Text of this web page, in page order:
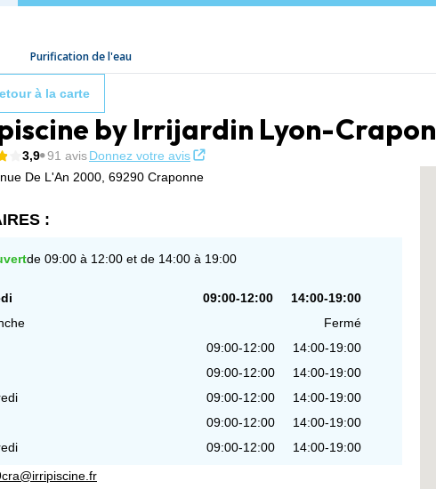
Purification de l'eau
à la carte
by Irrijardin Lyon-
3,9 91 avisDonnez votre avis
De L'An 2000, 69290 Craponne
:
de 09:00 à 12:00 et de 14:00 à 19:00
09:00-12:00
14:00-19:00
Fermé
09:00-12:00
14:00-19:00
09:00-12:00
14:00-19:00
09:00-12:00
14:00-19:00
09:00-12:00
14:00-19:00
09:00-12:00
14:00-19:00